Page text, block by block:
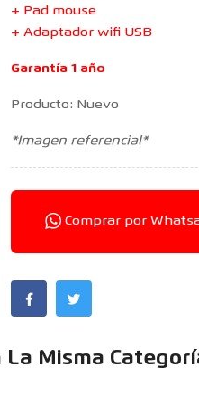
+ Pad mouse
+ Adaptador wifi USB
Garantía 1 año
Producto: Nuevo
*Imagen referencial*
Comprar por
La Misma